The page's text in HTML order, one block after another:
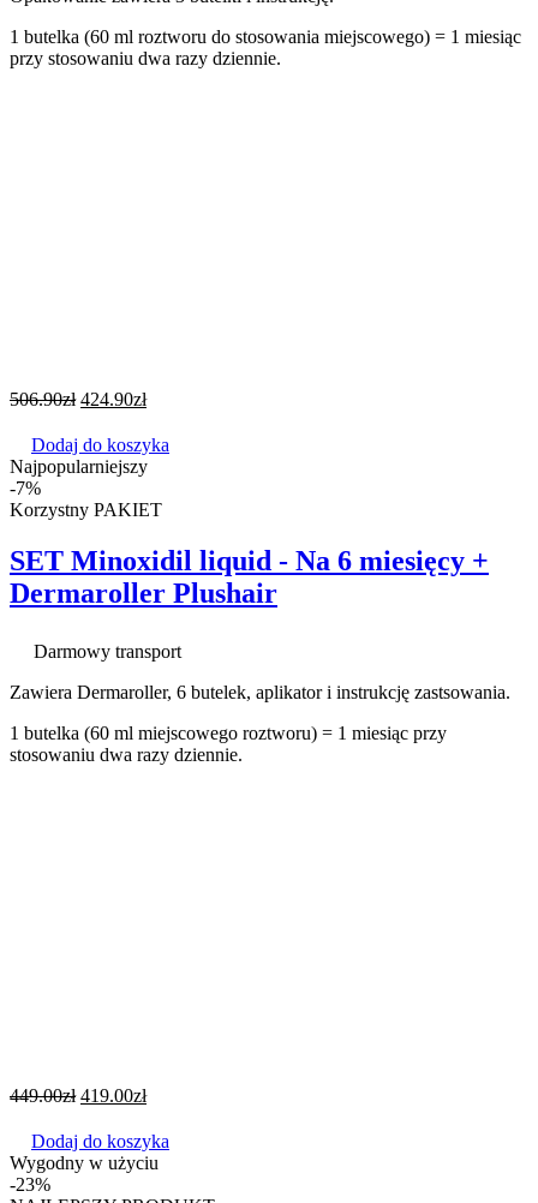
1 butelka (60 ml roztworu do stosowania miejscowego) = 1 miesiąc
przy stosowaniu dwa razy dziennie.
506.90zł 424.90zł
Dodaj do koszyka
Najpopularniejszy
-7%
Korzystny PAKIET
SET Minoxidil liquid - Na 6 miesięcy +
Dermaroller Plushair
Darmowy transport
Zawiera Dermaroller, 6 butelek, aplikator i instrukcję zastsowania.
1 butelka (60 ml miejscowego roztworu) = 1 miesiąc przy
stosowaniu dwa razy dziennie.
449.00zł 419.00zł
Dodaj do koszyka
Wygodny w użyciu
-23%